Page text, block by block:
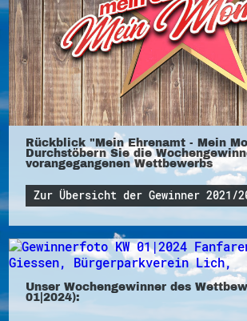
Rückblick "Mein Ehrenamt - Mein
Durchstöbern Sie die
vorangegangenen Wettbewerbs
Zur Übersicht der Gewinner 2021/
Unser Wochengewinner des
01|2024):